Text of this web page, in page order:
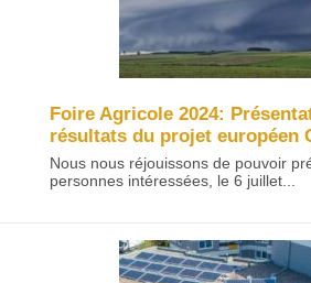
Foire Agricole 2024:
résultats du projet européen
Nous nous réjouissons de pouvoir
personnes intéressées, le 6 juillet...